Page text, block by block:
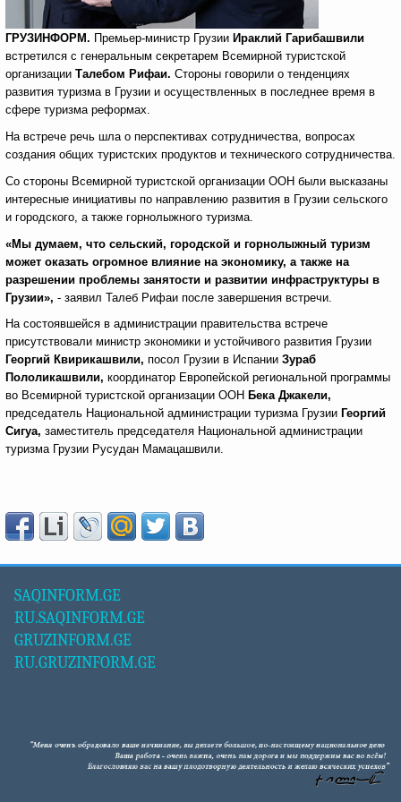
ГРУЗИНФОРМ. Премьер-министр Грузии Ираклий Гарибашвили
встретился с генеральным секретарем Всемирной туристской
организации Талебом Рифаи. Стороны говорили о тенденциях
развития туризма в Грузии и осуществленных в последнее время в
сфере туризма реформах.
На встрече речь шла о перспективах сотрудничества, вопросах
создания общих туристских продуктов и технического сотрудничества.
Со стороны Всемирной туристской организации ООН были высказаны
интересные инициативы по направлению развития в Грузии сельского
и городского, а также горнолыжного туризма.
«Мы думаем, что сельский, городской и горнолыжный туризм
может оказать огромное влияние на экономику, а также на
разрешении проблемы занятости и развитии инфраструктуры в
Грузии», - заявил Талеб Рифаи после завершения встречи.
На состоявшейся в администрации правительства встрече
присутствовали министр экономики и устойчивого развития Грузии
Георгий Квирикашвили, посол Грузии в Испании Зураб
Пололикашвили, координатор Европейской региональной программы
во Всемирной туристской организации ООН Бека Джакели,
председатель Национальной администрации туризма Грузии Георгий
Сигуа, заместитель председателя Национальной администрации
туризма Грузии Русудан Мамацашвили.
SAQINFORM.GE
RU.SAQINFORM.GE
GRUZINFORM.GE
RU.GRUZINFORM.GE